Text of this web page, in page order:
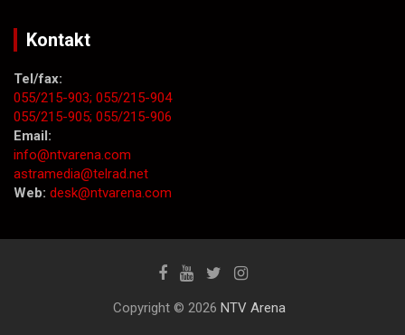
Kontakt
Tel/fax:
055/215-903; 055/215-904
055/215-905; 055/215-906
Email:
info@ntvarena.com
astramedia@telrad.net
Web: desk@ntvarena.com
Copyright © 2026 NTV Arena